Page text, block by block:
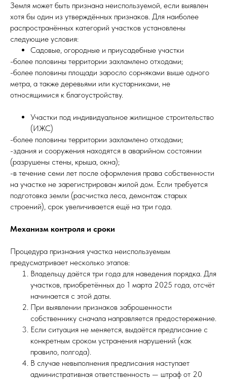
Земля может быть признана неиспользуемой, если выявлен
хотя бы один из утверждённых признаков. Для наиболее
распространённых категорий участков установлены
следующие условия:
Садовые, огородные и приусадебные участки
-более половины территории захламлено отходами;
-более половины площади заросло сорняками выше одного
метра, а также деревьями или кустарниками, не
относящимися к благоустройству.
Участки под индивидуальное жилищное строительство
(ИЖС)
-более половины территории захламлено отходами;
-здания и сооружения находятся в аварийном состоянии
(разрушены стены, крыша, окна);
-в течение семи лет после оформления права собственности
на участке не зарегистрирован жилой дом. Если требуется
подготовка земли (расчистка леса, демонтаж старых
строений), срок увеличивается ещё на три года.
Механизм контроля и сроки
Процедура признания участка неиспользуемым
предусматривает несколько этапов:
Владельцу даётся три года для наведения порядка. Для
участков, приобретённых до 1 марта 2025 года, отсчёт
начинается с этой даты.
При выявлении признаков заброшенности
собственнику сначала направляется предостережение.
Если ситуация не меняется, выдаётся предписание с
конкретным сроком устранения нарушений (как
правило, полгода).
В случае невыполнения предписания наступает
административная ответственность — штраф от 20